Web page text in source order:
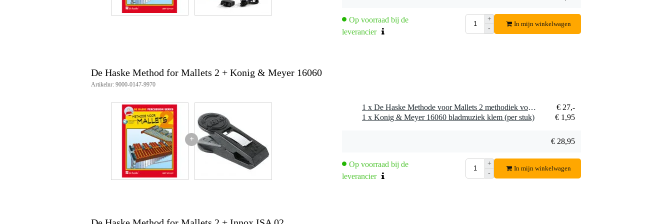
Magnet
magnetische
potloodhouder
€ 8,10
Bestel mee
Op voorraad bij de
leverancier
+
-
In mijn winkelwagen
De Haske Method for Mallets 2 + Konig & Meyer 16060
Artikelnr: 9000-0147-9970
+
1 x De Haske Methode voor Mallets 2 methodiek voor beginners
€ 27,-
1 x Konig & Meyer 16060 bladmuziek klem (per stuk)
€ 1,95
€ 28,95
Op voorraad bij de
leverancier
+
-
In mijn winkelwagen